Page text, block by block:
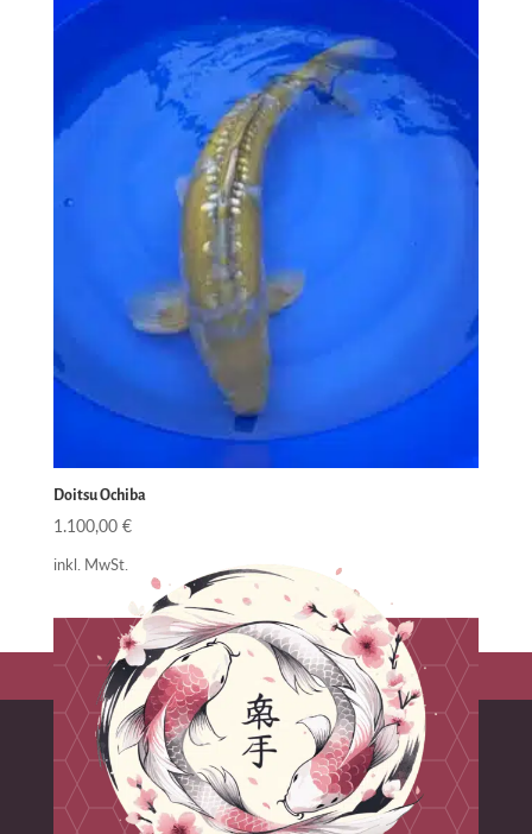
Doitsu Ochiba
1.100,00 €
inkl. MwSt.